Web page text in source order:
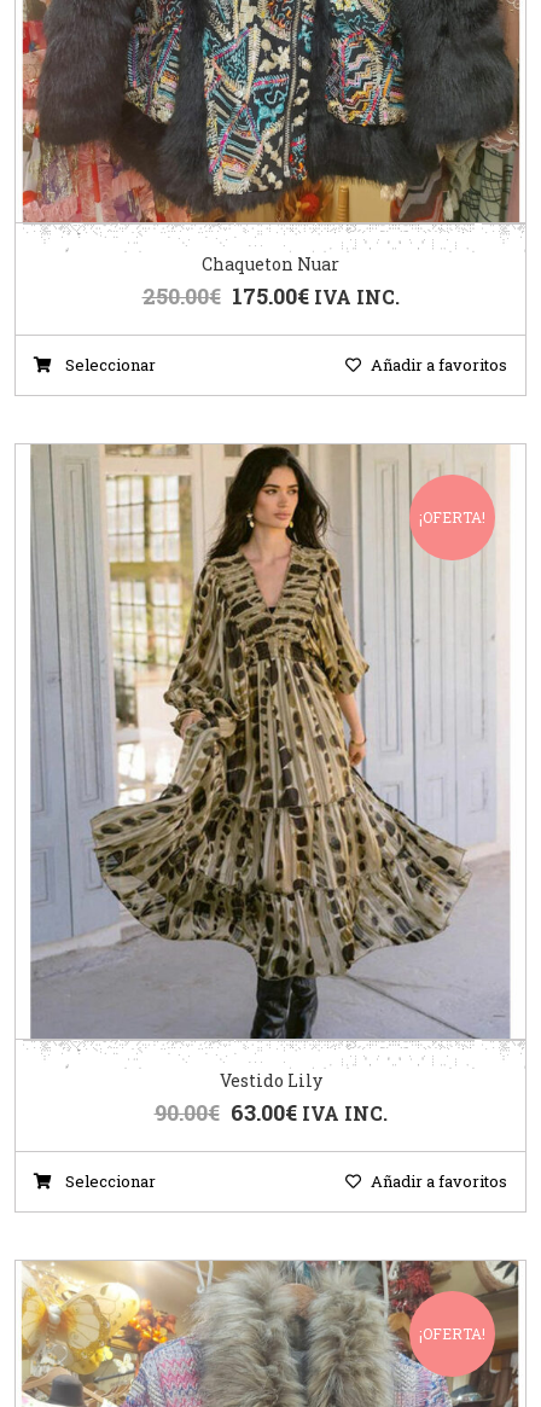
Chaqueton Nuar
250.00€ 175.00€ IVA INC.
Seleccionar Añadir a favoritos
¡OFERTA!
Vestido Lily
90.00€ 63.00€ IVA INC.
Seleccionar Añadir a favoritos
¡OFERTA!